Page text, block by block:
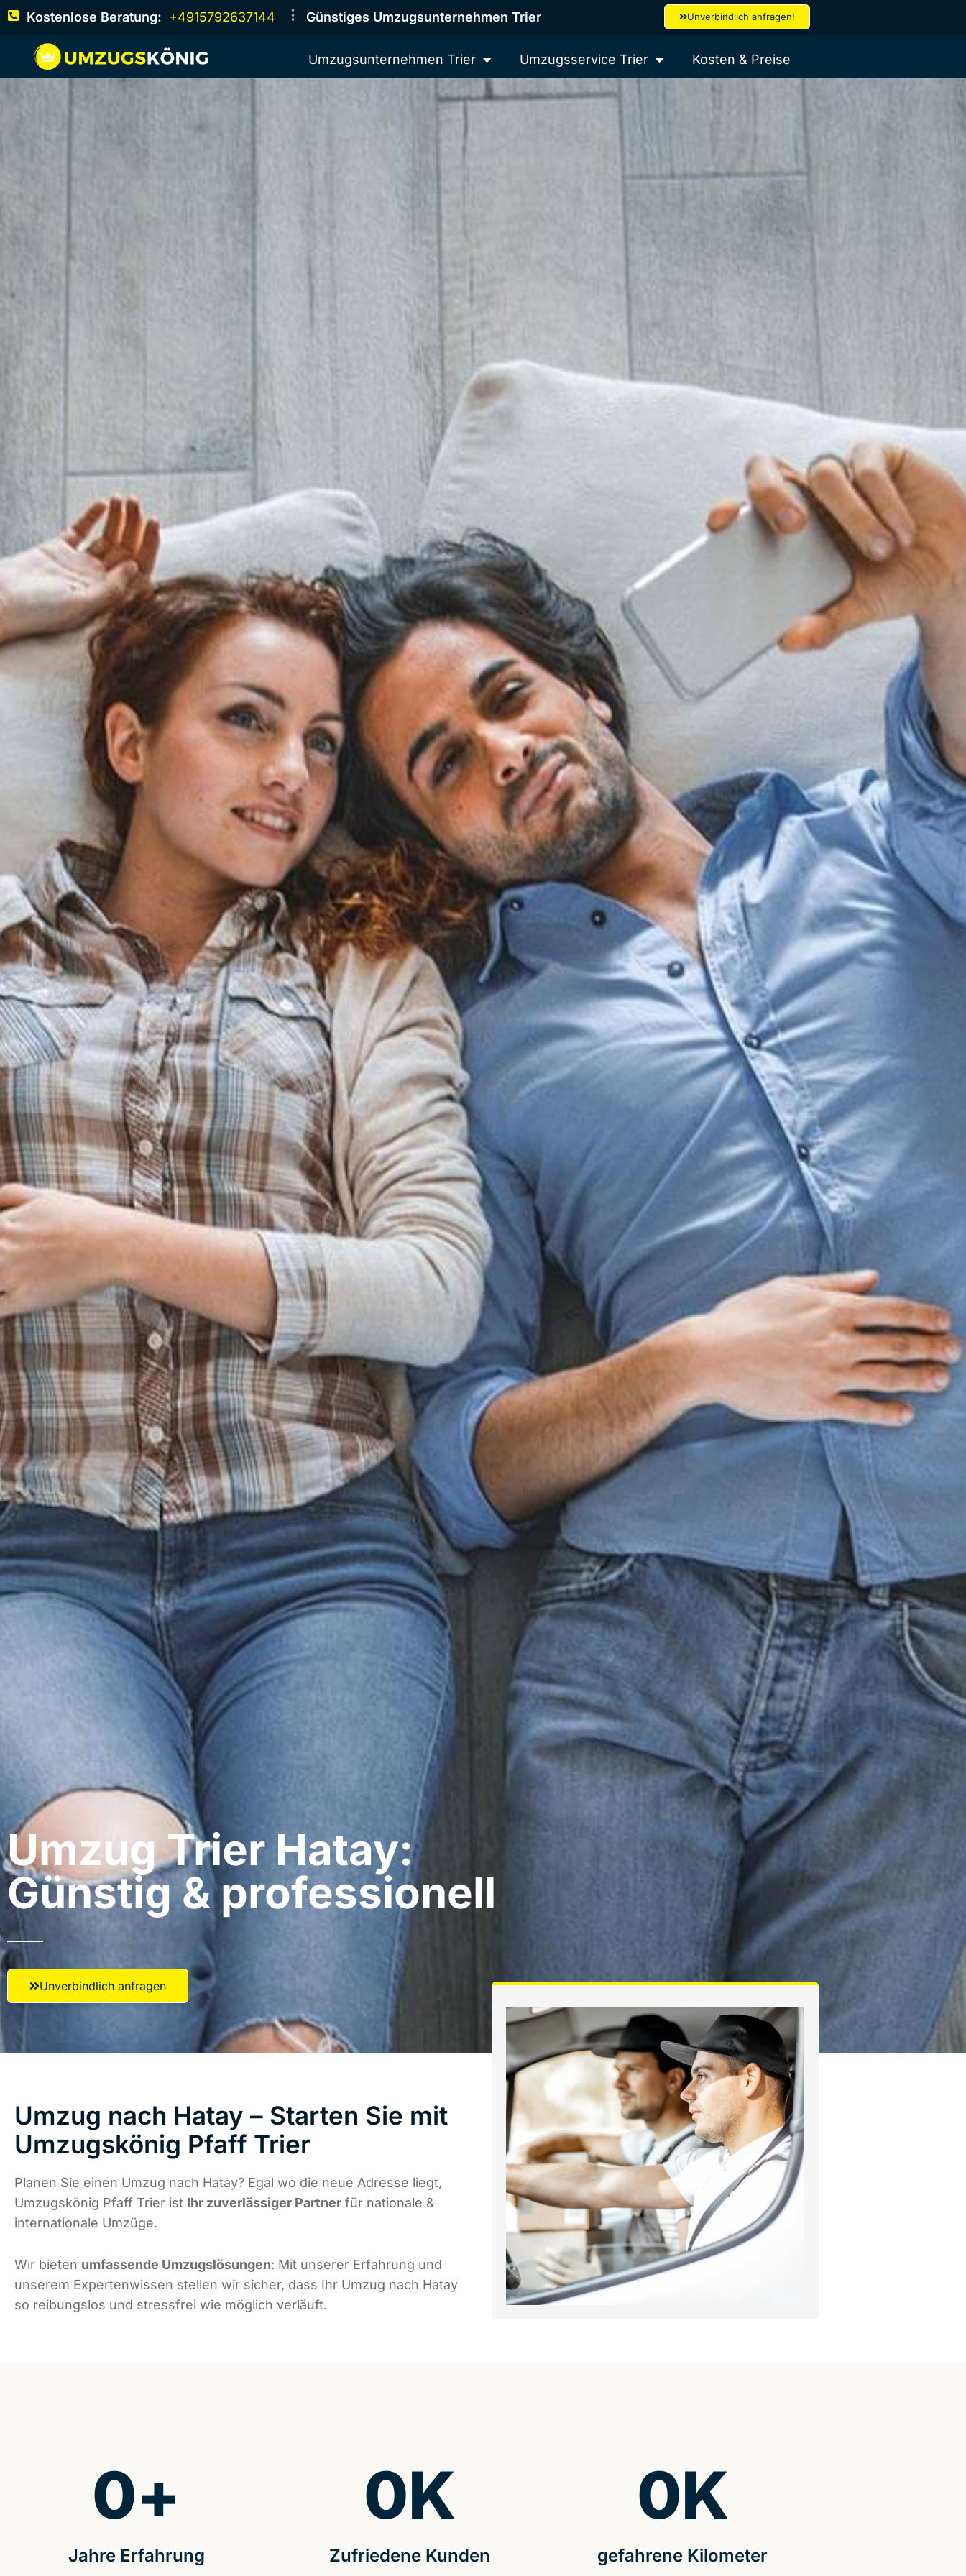
Kostenlose Beratung: +4915792637144 Günstiges Umzugsunternehmen Trier Unverbindlich anfragen!
Umzugsunternehmen Trier Umzugsservice Trier Kosten & Preise
Umzug Trier​ Hatay:
Günstig & professionell​
Unverbindlich anfragen
Umzug nach Hatay – Starten Sie mit
Umzugskönig Pfaff Trier
Planen Sie einen Umzug nach Hatay? Egal wo die neue Adresse liegt,
Umzugskönig Pfaff Trier ist Ihr zuverlässiger Partner für nationale &
internationale Umzüge.
Wir bieten umfassende Umzugslösungen: Mit unserer Erfahrung und
unserem Expertenwissen stellen wir sicher, dass Ihr Umzug nach Hatay
so reibungslos und stressfrei wie möglich verläuft.
Jahre Erfahrung
0+
Zufriedene Kunden
0K
gefahrene Kilometer
0K